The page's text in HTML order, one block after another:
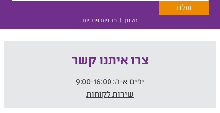
תקנון | מדיניות פרטיות
צרו איתנו קשר
ימים א-ה:
שירות לקוחות